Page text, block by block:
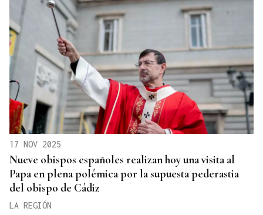
17 NOV 2025
Nueve obispos españoles realizan hoy una visita al
Papa en plena polémica por la supuesta pederastia
del obispo de Cádiz
LA REGIÓN